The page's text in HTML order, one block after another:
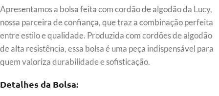
Apresentamos a bolsa feita com cordão de algodão da Lucy,
nossa parceira de confiança, que traz a combinação perfeita
entre estilo e qualidade. Produzida com cordões de algodão
de alta resistência, essa bolsa é uma peça indispensável para
quem valoriza durabilidade e sofisticação.
Detalhes da Bolsa: